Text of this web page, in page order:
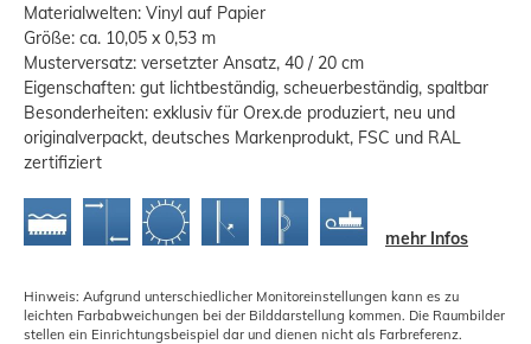
Materialwelten: Vinyl auf Papier
Größe: ca. 10,05 x 0,53 m
Musterversatz: versetzter Ansatz, 40 / 20 cm
Eigenschaften: gut lichtbeständig, scheuerbeständig, spaltbar
Besonderheiten: exklusiv für Orex.de produziert, neu und
originalverpackt, deutsches Markenprodukt, FSC und RAL
zertifiziert
mehr Infos
Hinweis: Aufgrund unterschiedlicher Monitoreinstellungen kann es zu
leichten Farbabweichungen bei der Bilddarstellung kommen. Die Raumbilder
stellen ein Einrichtungsbeispiel dar und dienen nicht als Farbreferenz.